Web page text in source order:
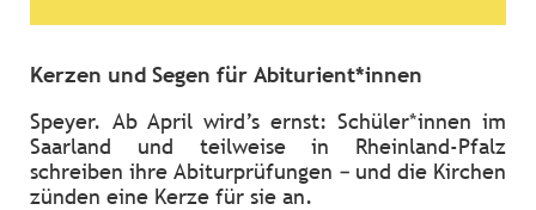
Kerzen und Segen für Abiturient*innen
Speyer. Ab April wird’s ernst: Schüler*innen im
Saarland und teilweise in Rheinland-Pfalz
schreiben ihre Abiturprüfungen – und die Kirchen
zünden eine Kerze für sie an.